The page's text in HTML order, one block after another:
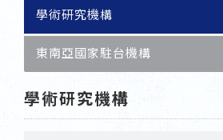
學術研究機構
東南亞國家駐台機構
學術研究機構